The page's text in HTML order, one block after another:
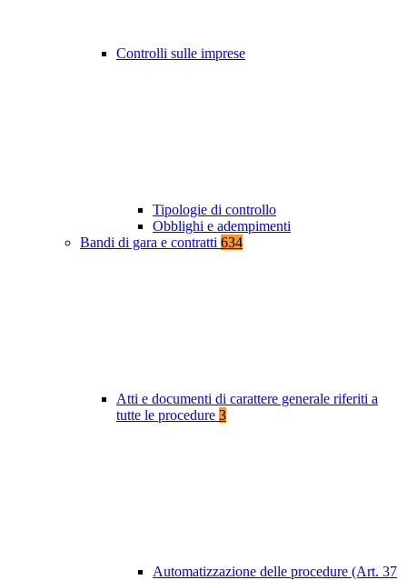
Controlli sulle imprese
Tipologie di controllo
Obblighi e adempimenti
Bandi di gara e contratti 634
Atti e documenti di carattere generale riferiti a
tutte le procedure 3
Automatizzazione delle procedure (Art. 37